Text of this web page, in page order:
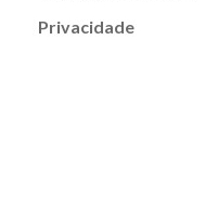
Privacidade